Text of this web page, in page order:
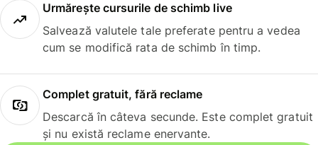
Urmărește cursurile de schimb live
Salvează valutele tale preferate pentru a vedea
cum se modifică rata de schimb în timp.
Complet gratuit, fără reclame
Descarcă în câteva secunde. Este complet gratuit
și nu există reclame enervante.